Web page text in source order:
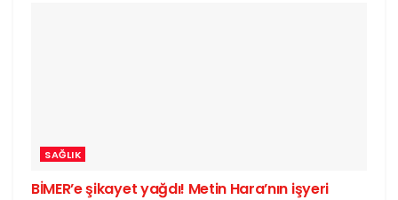
SAĞLIK
BİMER’e şikayet yağdı! Metin Hara’nın işyeri